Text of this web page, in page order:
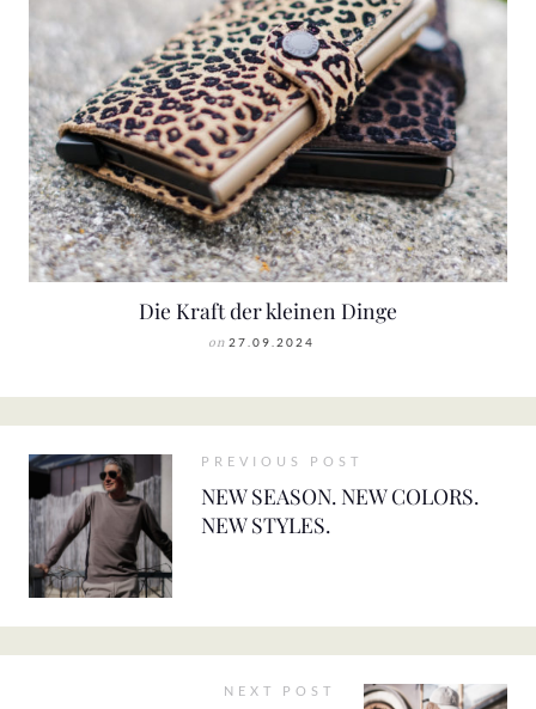
Die Kraft der kleinen Dinge
on 27.09.2024
PREVIOUS POST
NEW SEASON. NEW COLORS.
NEW STYLES.
NEXT POST